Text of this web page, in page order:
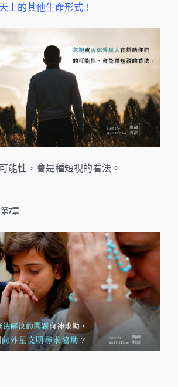
上的其他生命形式！
能性，會是種短視的看法。
7章